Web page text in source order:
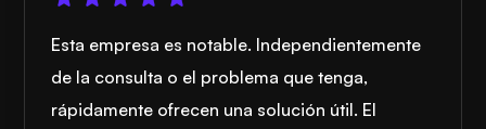
Esta empresa es notable. Independientemente
de la consulta o el problema que tenga,
rápidamente ofrecen una solución útil. El